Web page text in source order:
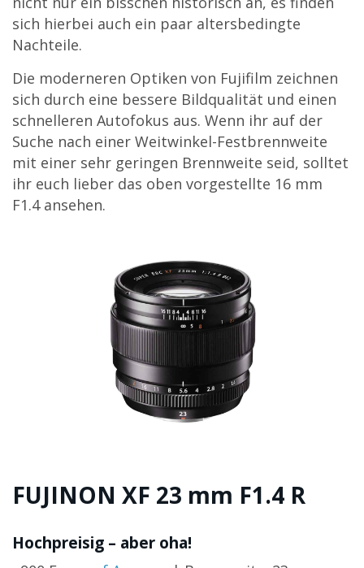
sich hierbei auch ein paar altersbedingte
Nachteile.
Die moderneren Optiken von Fujifilm zeichnen
sich durch eine bessere Bildqualität und einen
schnelleren Autofokus aus. Wenn ihr auf der
Suche nach einer Weitwinkel-Festbrennweite
mit einer sehr geringen Brennweite seid, solltet
ihr euch lieber das oben vorgestellte 16 mm
F1.4 ansehen.
FUJINON XF 23 mm F1.4 R
Hochpreisig – aber oha!